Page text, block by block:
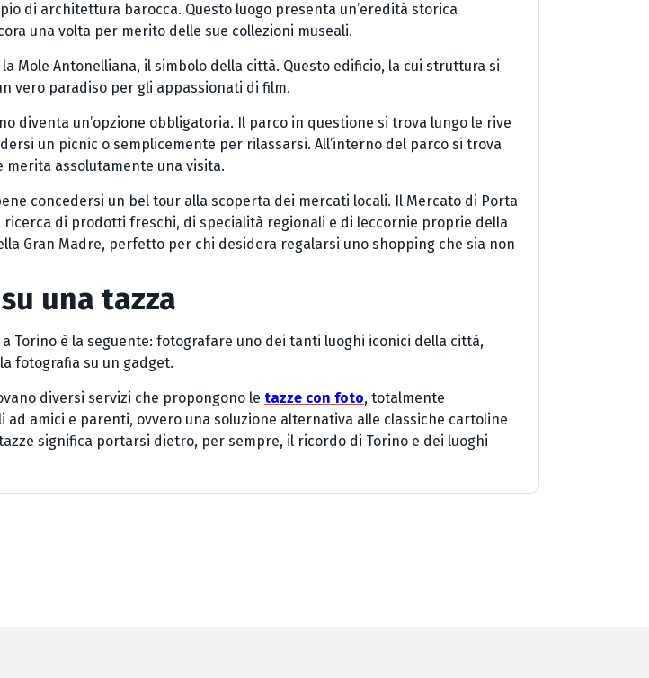
di architettura barocca. Questo luogo presenta un’eredità storica
una volta per merito delle sue collezioni museali.
Mole Antonelliana, il simbolo della città. Questo edificio, la cui struttura si
vero paradiso per gli appassionati di film.
diventa un’opzione obbligatoria. Il parco in questione si trova lungo le rive
un picnic o semplicemente per rilassarsi. All’interno del parco si trova
merita assolutamente una visita.
concedersi un bel tour alla scoperta dei mercati locali. Il Mercato di Porta
ricerca di prodotti freschi, di specialità regionali e di leccornie proprie della
Gran Madre, perfetto per chi desidera regalarsi uno shopping che sia non
una tazza
Torino è la seguente: fotografare uno dei tanti luoghi iconici della città,
fotografia su un gadget.
diversi servizi che propongono le tazze con foto, totalmente
amici e parenti, ovvero una soluzione alternativa alle classiche cartoline
significa portarsi dietro, per sempre, il ricordo di Torino e dei luoghi